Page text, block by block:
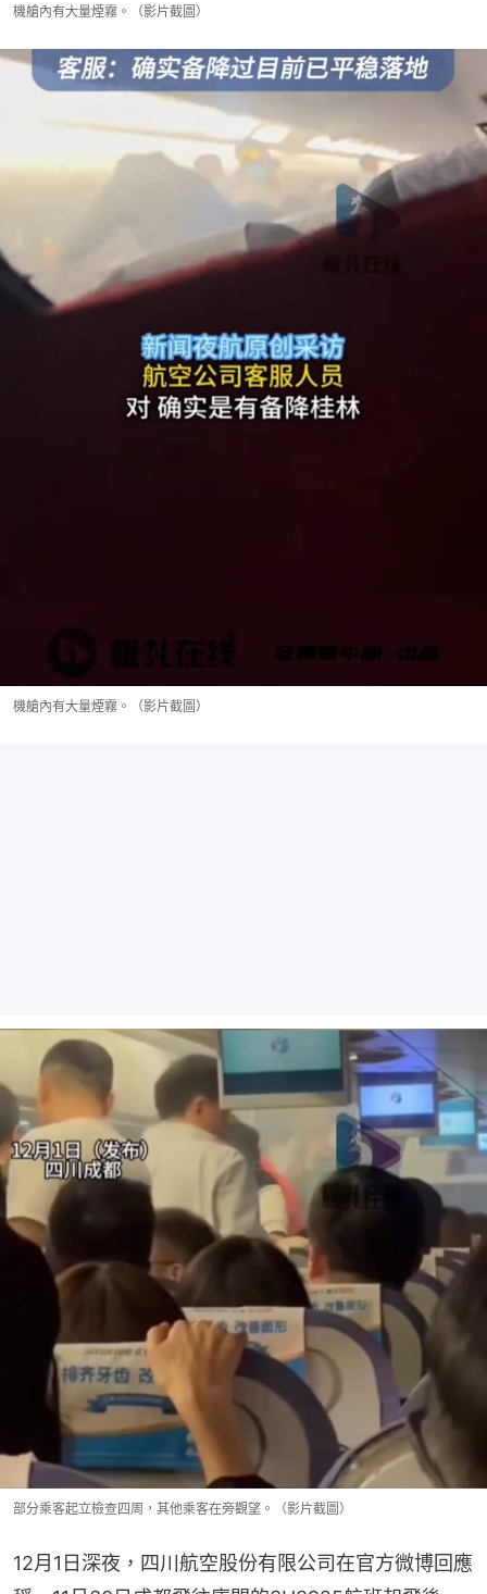
機艙內有大量煙霧。（影片截圖）
機艙內有大量煙霧。（影片截圖）
部分乘客起立檢查四周，其他乘客在旁觀望。（影片截圖）
12月1日深夜，四川航空股份有限公司在官方微博回應